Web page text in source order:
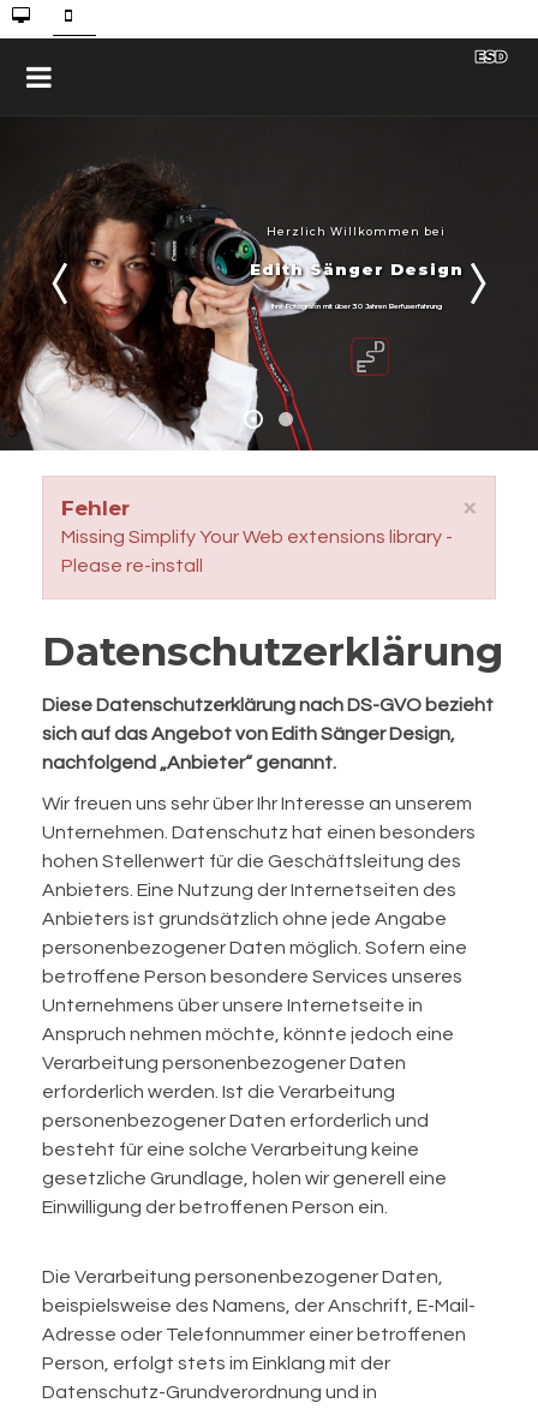
Herzlich Willkommen bei
Edith Sänger Design
Ihre Fotografin mit über 30 Jahren Berfuserfahrung
×
Fehler
Missing Simplify Your Web extensions library -
Please re-install
Datenschutzerklärung
Diese Datenschutzerklärung nach DS-GVO bezieht
sich auf das Angebot von Edith Sänger Design,
nachfolgend „Anbieter“ genannt.
Wir freuen uns sehr über Ihr Interesse an unserem
Unternehmen. Datenschutz hat einen besonders
hohen Stellenwert für die Geschäftsleitung des
Anbieters. Eine Nutzung der Internetseiten des
Anbieters ist grundsätzlich ohne jede Angabe
personenbezogener Daten möglich. Sofern eine
betroffene Person besondere Services unseres
Unternehmens über unsere Internetseite in
Anspruch nehmen möchte, könnte jedoch eine
Verarbeitung personenbezogener Daten
erforderlich werden. Ist die Verarbeitung
personenbezogener Daten erforderlich und
besteht für eine solche Verarbeitung keine
gesetzliche Grundlage, holen wir generell eine
Einwilligung der betroffenen Person ein.
Die Verarbeitung personenbezogener Daten,
beispielsweise des Namens, der Anschrift, E-Mail-
Adresse oder Telefonnummer einer betroffenen
Person, erfolgt stets im Einklang mit der
Datenschutz-Grundverordnung und in